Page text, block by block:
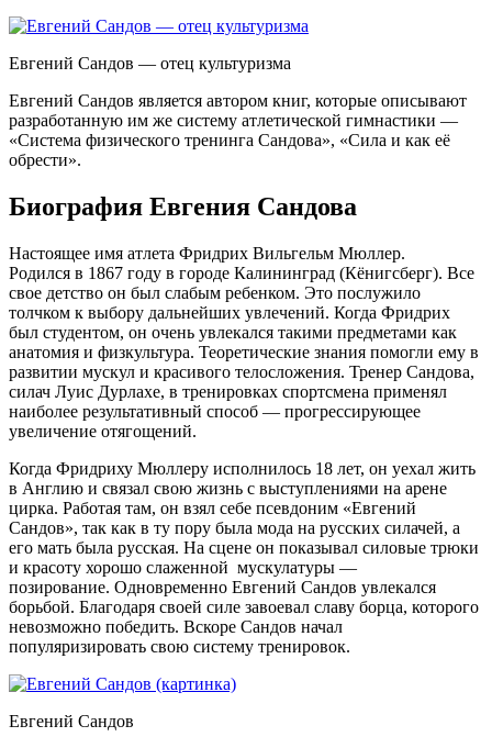
Евгений Сандов — отец культуризма
Евгений Сандов является автором книг, которые описывают
разработанную им же систему атлетической гимнастики —
«Система физического тренинга Сандова», «Сила и как её
обрести».
Биография Евгения Сандова
Настоящее имя атлета Фридрих Вильгельм Мюллер.
Родился в 1867 году в городе Калининград (Кёнигсберг). Все
свое детство он был слабым ребенком. Это послужило
толчком к выбору дальнейших увлечений. Когда Фридрих
был студентом, он очень увлекался такими предметами как
анатомия и физкультура. Теоретические знания помогли ему в
развитии мускул и красивого телосложения. Тренер Сандова,
силач Луис Дурлахе, в тренировках спортсмена применял
наиболее результативный способ — прогрессирующее
увеличение отягощений.
Когда Фридриху Мюллеру исполнилось 18 лет, он уехал жить
в Англию и связал свою жизнь с выступлениями на арене
цирка. Работая там, он взял себе псевдоним «Евгений
Сандов», так как в ту пору была мода на русских силачей, а
его мать была русская. На сцене он показывал силовые трюки
и красоту хорошо слаженной мускулатуры —
позирование. Одновременно Евгений Сандов увлекался
борьбой. Благодаря своей силе завоевал славу борца, которого
невозможно победить. Вскоре Сандов начал
популяризировать свою систему тренировок.
Евгений Сандов